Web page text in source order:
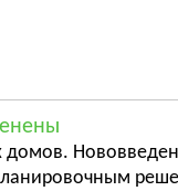
Черновцы
домов.